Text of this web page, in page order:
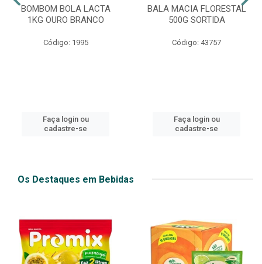
BOMBOM BOLA LACTA
1KG OURO BRANCO
Código: 1995
Faça login ou
cadastre-se
BALA MACIA FLORESTAL
500G SORTIDA
Código: 43757
Faça login ou
cadastre-se
Os Destaques em Bebidas